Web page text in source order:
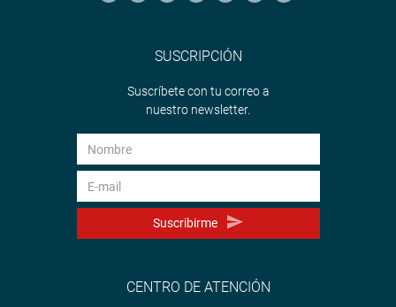
SUSCRIPCIÓN
Suscríbete con tu correo a
nuestro newsletter.
Suscribirme
CENTRO DE ATENCIÓN